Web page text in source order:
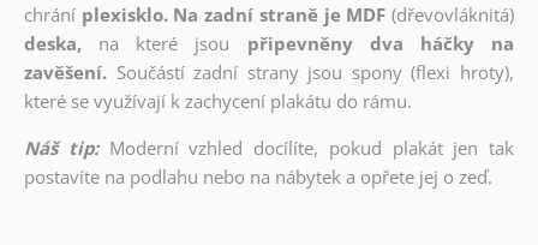
chrání plexisklo. Na zadní straně je MDF (dřevovláknitá)
deska,
na které jsou
připevněny dva háčky na
zavěšení. Součástí zadní strany jsou spony (flexi hroty),
které se využívají k zachycení plakátu do rámu.
Náš tip: Moderní vzhled docílíte, pokud plakát jen tak
postavíte na podlahu nebo na nábytek a opřete jej o zeď.